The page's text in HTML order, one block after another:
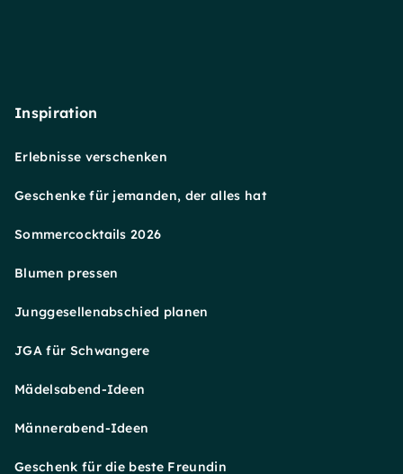
Inspiration
Erlebnisse verschenken
Geschenke für jemanden, der alles hat
Sommercocktails 2026
Blumen pressen
Junggesellenabschied planen
JGA für Schwangere
Mädelsabend-Ideen
Männerabend-Ideen
Geschenk für die beste Freundin